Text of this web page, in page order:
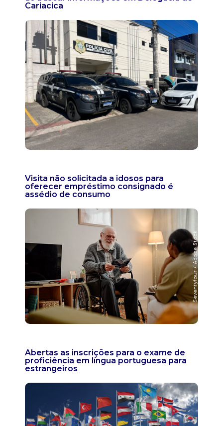
Cariacica
Visita não solicitada a idosos para
oferecer empréstimo consignado é
assédio de consumo
Abertas as inscrições para o exame de
proficiência em língua portuguesa para
estrangeiros